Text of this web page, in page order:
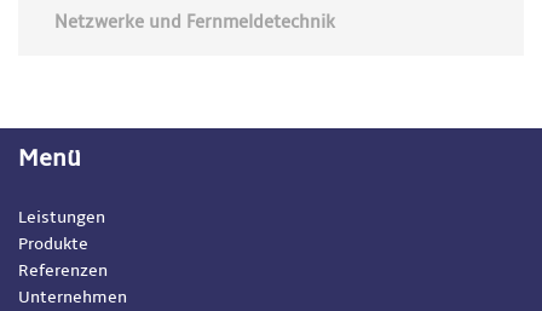
Netzwerke und Fernmeldetechnik
Menü
Leistungen
Produkte
Referenzen
Unternehmen